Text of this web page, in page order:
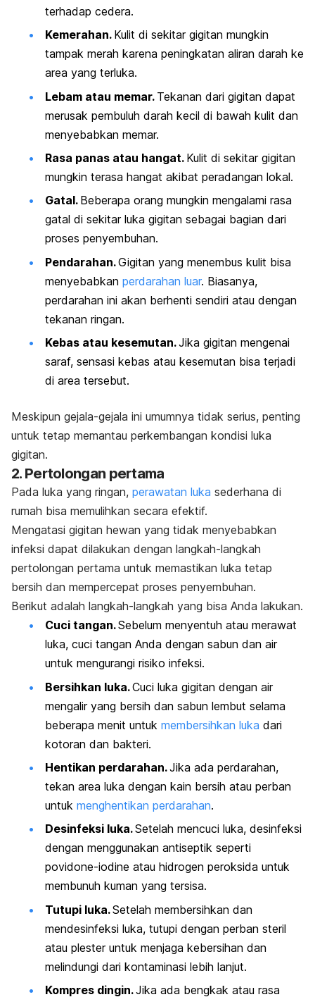
terhadap cedera.
Kemerahan. Kulit di sekitar gigitan mungkin
tampak merah karena peningkatan aliran darah ke
area yang terluka.
Lebam atau memar. Tekanan dari gigitan dapat
merusak pembuluh darah kecil di bawah kulit dan
menyebabkan memar.
Rasa panas atau hangat. Kulit di sekitar gigitan
mungkin terasa hangat akibat peradangan lokal.
Gatal. Beberapa orang mungkin mengalami rasa
gatal di sekitar luka gigitan sebagai bagian dari
proses penyembuhan.
Pendarahan.Gigitan yang menembus kulit bisa
menyebabkan perdarahan luar. Biasanya,
perdarahan ini akan berhenti sendiri atau dengan
tekanan ringan.
Kebas atau kesemutan.Jika gigitan mengenai
saraf, sensasi kebas atau kesemutan bisa terjadi
di area tersebut.
Meskipun gejala-gejala ini umumnya tidak serius, penting
untuk tetap memantau perkembangan kondisi luka
gigitan.
2. Pertolongan pertama
Pada luka yang ringan, perawatan luka sederhana di
rumah bisa memulihkan secara efektif.
Mengatasi gigitan hewan yang tidak menyebabkan
infeksi dapat dilakukan dengan langkah-langkah
pertolongan pertama untuk memastikan luka tetap
bersih dan mempercepat proses penyembuhan.
Berikut adalah langkah-langkah yang bisa Anda lakukan.
Cuci tangan.Sebelum menyentuh atau merawat
luka, cuci tangan Anda dengan sabun dan air
untuk mengurangi risiko infeksi.
Bersihkan luka.Cuci luka gigitan dengan air
mengalir yang bersih dan sabun lembut selama
beberapa menit untuk membersihkan luka dari
kotoran dan bakteri.
Hentikan perdarahan.Jika ada perdarahan,
tekan area luka dengan kain bersih atau perban
untuk menghentikan perdarahan.
Desinfeksi luka.Setelah mencuci luka, desinfeksi
dengan menggunakan antiseptik seperti
povidone-iodine atau hidrogen peroksida untuk
membunuh kuman yang tersisa.
Tutupi luka.Setelah membersihkan dan
mendesinfeksi luka, tutupi dengan perban steril
atau plester untuk menjaga kebersihan dan
melindungi dari kontaminasi lebih lanjut.
Kompres dingin.Jika ada bengkak atau rasa